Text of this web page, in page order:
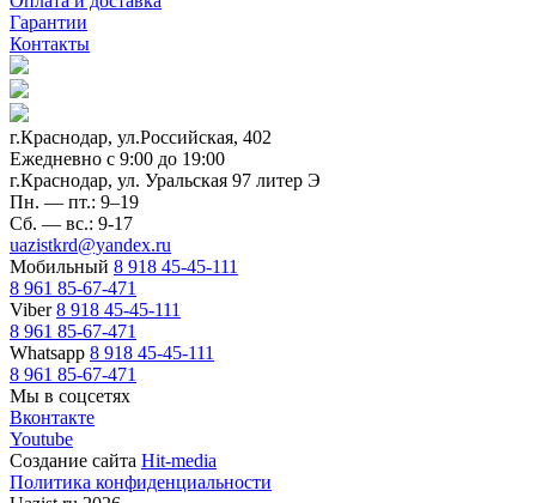
Гарантии
Контакты
г.Краснодар, ул.Российская, 402
Ежедневно c 9:00 до 19:00
г.Краснодар, ул. Уральская 97 литер Э
Пн. — пт.: 9–19
Сб. — вс.: 9-17
uazistkrd@yandex.ru
Мобильный 8 918 45-45-111
8 961 85-67-471
Viber8 918 45-45-111
8 961 85-67-471
Whatsapp 8 918 45-45-111
8 961 85-67-471
Мы в соцсетях
Вконтакте
Youtube
Создание сайта Hit-media
Политика конфиденциальности